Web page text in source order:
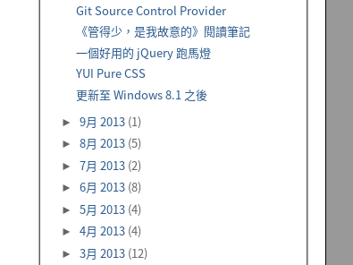
Git Source Control Provider
《管得少，是我故意的》閱讀筆記
一個好用的 jQuery 跑馬燈
YUI Pure CSS
更新至 Windows 8.1 之後
►9月 2013 (1)
►8月 2013 (5)
►7月 2013 (2)
►6月 2013 (8)
►5月 2013 (4)
►4月 2013 (4)
►3月 2013 (12)